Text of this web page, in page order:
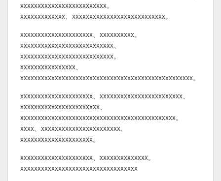
xxxxxxxxxxxxxxxxxxxxxxxxx。
xxxxxxxxxxxxx、xxxxxxxxxxxxxxxxxxxxxxxxxxx。
xxxxxxxxxxxxxxxxxxxxx、xxxxxxxxxx。
xxxxxxxxxxxxxxxxxxxxxxxxxxx、
xxxxxxxxxxxxxxxxxxxxxxxxxxx。
xxxxxxxxxxxxxxxx、
xxxxxxxxxxxxxxxxxxxxxxxxxxxxxxxxxxxxxxxxxxxxxxxxxx。
xxxxxxxxxxxxxxxxxxxxx、xxxxxxxxxxxxxxxxxxxxxxxx、
xxxxxxxxxxxxxxxxxxxxxxx、
xxxxxxxxxxxxxxxxxxxxxxxxxxxxxxxxxxxxxxxxxxxxx。
xxxx、xxxxxxxxxxxxxxxxxxxxxxx、
xxxxxxxxxxxxxxxxxxxxx。
xxxxxxxxxxxxxxxxxxxxx、xxxxxxxxxxxxxx。
xxxxxxxxxxxxxxxxxxxxxxxxxxxxxxxxxx